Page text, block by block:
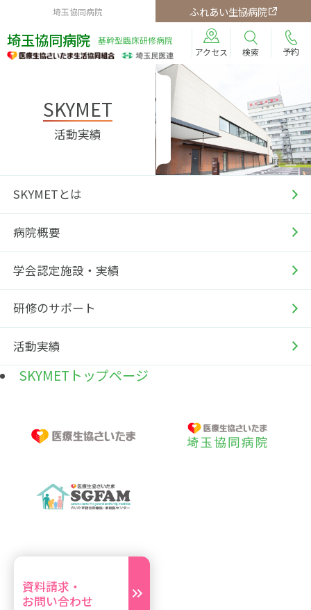
埼玉協同病院 ふれあい生協病院
埼玉協同病院
基幹型臨床研修病院
アクセス
検索 予約
SKYMET
活動実績
SKYMETとは
病院概要
学会認定施設・実績
研修のサポート
活動実績
SKYMETトップページ
資料請求・
お問い合わせ